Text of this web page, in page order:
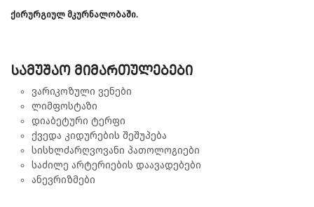
ქირურგიულ მკურნალობაში.
სამუშაო მიმართულებები
ვარიკოზული ვენები
ლიმფოსტაზი
დიაბეტური ტერფი
ქვედა კიდურების შეშუპება
სისხლძარღვოვანი პათოლოგიები
საძილე არტერიების დაავადებები
ანევრიზმები